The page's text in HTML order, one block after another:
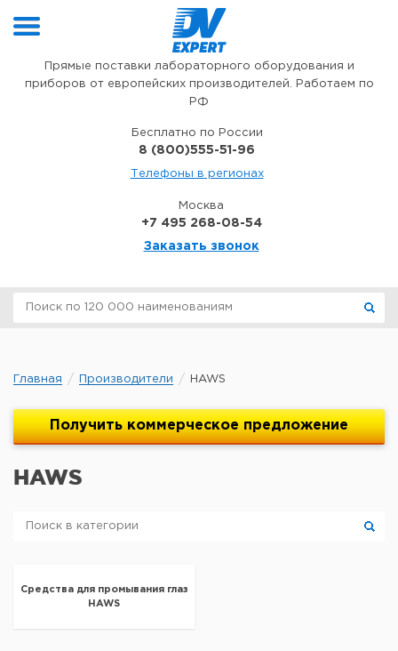
Прямые поставки лабораторного оборудования и
приборов от европейских производителей. Работаем по
РФ
Бесплатно по России
8 (800)555-51-96
Телефоны в регионах
Москва
+7 495 268-08-54
Заказать звонок
Главная Производители HAWS
Получить коммерческое предложение
HAWS
Средства для промывания глаз
HAWS